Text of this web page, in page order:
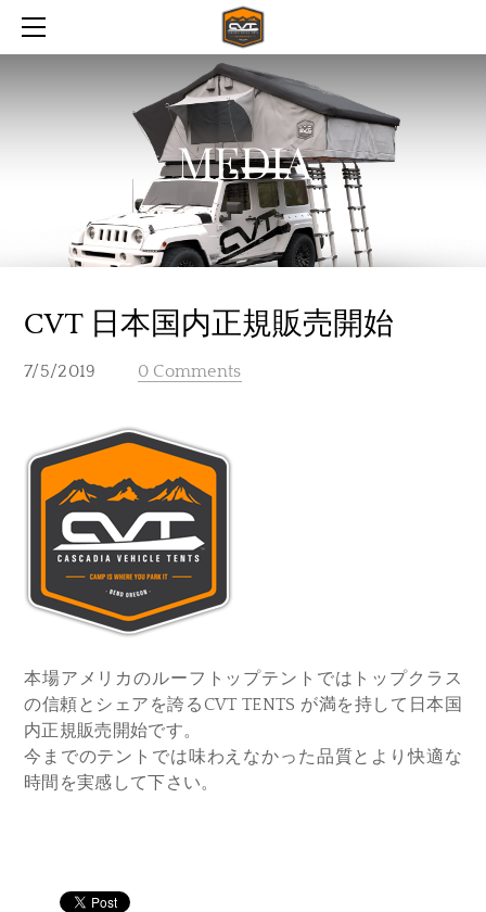
MEDIA
CVT 日本国内正規販売開始
7/5/2019 0 Comments
本場アメリカのルーフトップテントではトップクラス
の信頼とシェアを誇る CVT TENTS が満を持して日本国
内正規販売開始です。
今までのテントでは味わえなかった品質とより快適な
時間を実感して下さい。
HOME
MEDIA
PRODUCTS
TENTS
AWNINGS & WALLS
CVT BRANDED GEAR
DEALERS
ABOUT
CONTACT
HOW TO BY